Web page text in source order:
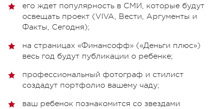
его ждет популярность в СМИ, которые будут
освещать проект (VIVA, Вести, Аргументы и
Факты, Сегодня);
на страницах «Финансофф» («Деньги плюс»)
весь год будут публикации о ребенке;
профессиональный фотограф и стилист
создадут портфолио вашему чаду;
ваш ребенок познакомится со звездами